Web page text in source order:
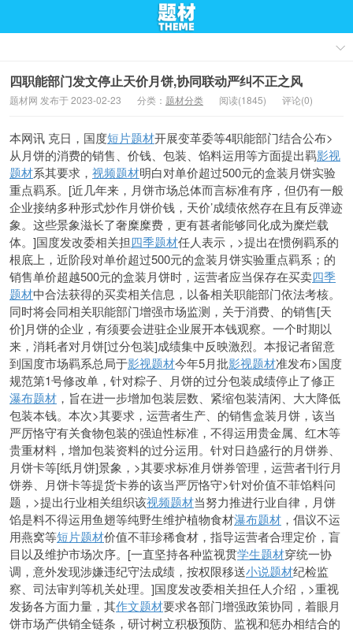
四职能部门发文停止天价月饼,协同联动严纠不正之风
题材网 发布于 2023-02-23 分类： 题材分类 阅读(1845) 评论(0)
本网讯 克日，国度短片题材开展变革委等4职能部门结合公布>
从月饼的消费的销售、价钱、包装、馅料运用等方面提出羁影视
题材系其要求， 视频题材明白对单价超过500元的盒装月饼实验
重点羁系。[近几年来，月饼市场总体而言标准有序，但仍有一般
企业接纳多种形式炒作月饼价钱，天价’成绩依然存在且有反弹迹
象。这些景象滋长了奢糜糜费，更有甚者能够同化成为糜烂载
体。]国度发改委相关担四季题材任人表示，>提出在惯例羁系的
根底上，近阶段对单价超过500元的盒装月饼实验重点羁系；的
销售单价超越500元的盒装月饼时，运营者应当保存在买卖四季
题材中合法获得的买卖相关信息，以备相关职能部门依法考核。
同时将会同相关职能部门增强市场监测，关于消费、的销售[天
价]月饼的企业，有须要会进驻企业展开本钱观察。一个时期以
来，消耗者对月饼[过分包装]成绩集中反映激烈。 本报记者留意
到国度市场羁系总局于影视题材今年5月批影视题材准发布>国度
规范第1号修改单，针对粽子、月饼的过分包装成绩停止了修正
瀑布题材 ，旨在进一步增加包装层数、紧缩包装清闲、大大降低
包装本钱。本次>其要求，运营者生产、的销售盒装月饼，该当
严厉恪守有关食物包装的强迫性标准，不得运用贵金属、红木等
贵重材料，增加包装资料的过分运用。针对日趋盛行的月饼券、
月饼卡等[纸月饼]景象，>其要求标准月饼券管理，运营者刊行月
饼券、月饼卡等提货卡券的该当严厉恪守>针对价值不菲馅料问
题，>提出行业相关组织该视频题材当努力推进行业自律，月饼
馅是料不得运用鱼翅等纯野生维护植物食材瀑布题材 ，倡议不运
用燕窝等短片题材价值不菲珍稀食材，指导运营者合理定价，盲
目以及维护市场次序。[一直坚持各种监视贯学生题材穿统一协
调，意外发现涉嫌违纪守法成绩，按权限移送小说题材纪检监
察、司法审判等机关处理。]国度发改委相关担任人介绍，>重视
发扬各方面力量，其作文题材要求各部门增强政策协同，着眼月
饼市场产供销全链条，研讨树立积极预防、监视和惩办相结合的